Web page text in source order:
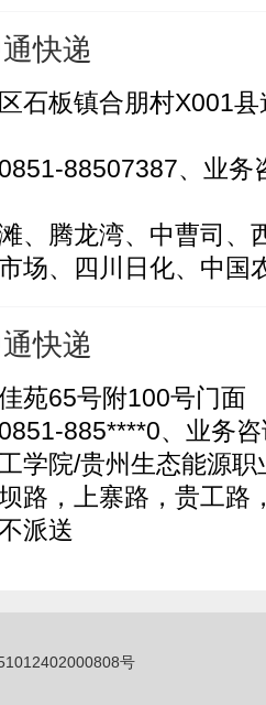
快递
石板镇合朋村X001
88507387、业务
、腾龙湾、中曹司、
场、四川日化、中国
快递
苑65号附100号门面
885****0、业务
学院/贵州生态能源
路，上寨路，贵工路
派送
号